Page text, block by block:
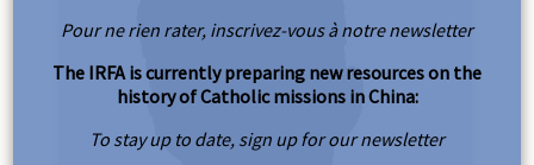
Pour ne rien rater, inscrivez-vous à notre newsletter
The IRFA is currently preparing new resources on the
history of Catholic missions in China:
To stay up to date, sign up for our newsletter